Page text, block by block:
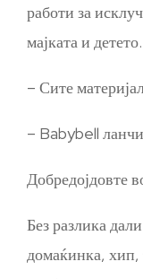
работи за
мајката и детето.
– Сите
– Babybell
Добредојдовте
Без разлика
домаќинка, хип,